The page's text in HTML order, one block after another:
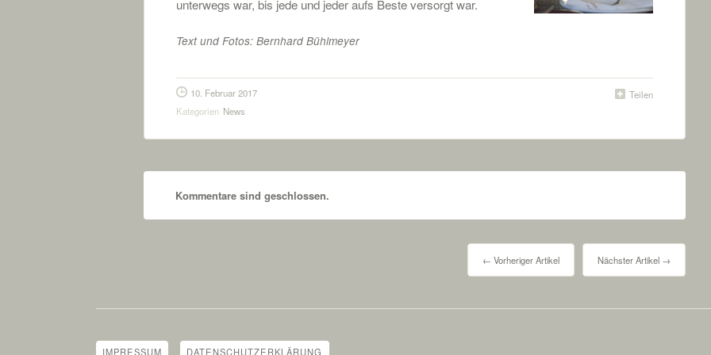
unterwegs war, bis jede und jeder aufs Beste versorgt war.
Text und Fotos: Bernhard Bühlmeyer
Teilen
10. Februar 2017
Kategorien News
Kommentare sind geschlossen.
Nächster Artikel →
← Vorheriger Artikel
IMPRESSUM DATENSCHUTZERKLÄRUNG